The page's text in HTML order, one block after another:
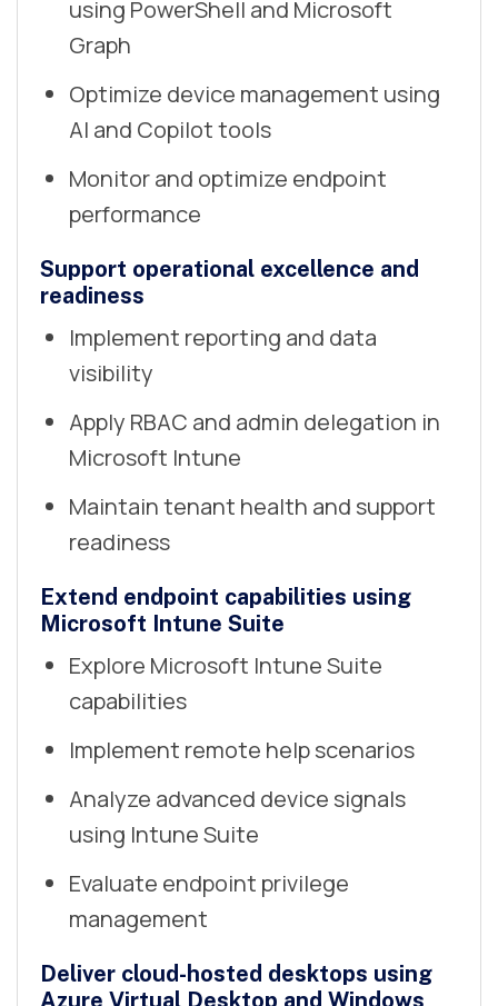
using PowerShell and Microsoft
Graph
Optimize device management using
AI and Copilot tools
Monitor and optimize endpoint
performance
Support operational excellence and
readiness
Implement reporting and data
visibility
Apply RBAC and admin delegation in
Microsoft Intune
Maintain tenant health and support
readiness
Extend endpoint capabilities using
Microsoft Intune Suite
Explore Microsoft Intune Suite
capabilities
Implement remote help scenarios
Analyze advanced device signals
using Intune Suite
Evaluate endpoint privilege
management
Deliver cloud-hosted desktops using
Azure Virtual Desktop and Windows